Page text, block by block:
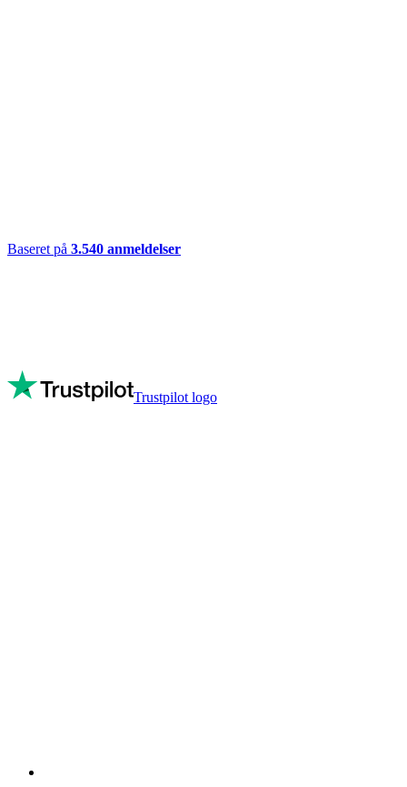
Baseret på 3.540 anmeldelser
Trustpilot logo